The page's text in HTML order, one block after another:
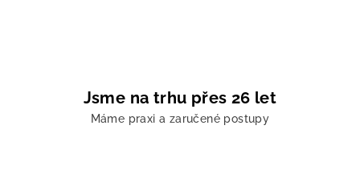
Jsme na trhu přes 26 let
Máme praxi a zaručené postupy